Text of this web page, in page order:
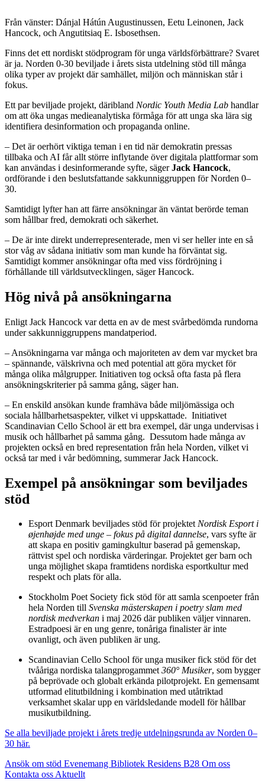
Från vänster: Dánjal Hátún Augustinussen, Eetu Leinonen, Jack
Hancock, och Angutitsiaq E. Isbosethsen.
Finns det ett nordiskt stödprogram för unga världsförbättrare? Svaret
är ja. Norden 0-30 beviljade i årets sista utdelning stöd till många
olika typer av projekt där samhället, miljön och människan står i
fokus.
Ett par beviljade projekt, däribland Nordic Youth Media Lab handlar
om att öka ungas medieanalytiska förmåga för att unga ska lära sig
identifiera desinformation och propaganda online.
– Det är oerhört viktiga teman i en tid när demokratin pressas
tillbaka och AI får allt större inflytande över digitala plattformar som
kan användas i desinformerande syfte, sägerJack Hancock,
ordförande i den beslutsfattande sakkunniggruppen för Norden 0–
30.
Samtidigt lyfter han att färre ansökningar än väntat berörde teman
som hållbar fred, demokrati och säkerhet.
– De är inte direkt underrepresenterade, men vi ser heller inte en så
stor våg av sådana initiativ som man kunde ha förväntat sig.
Samtidigt kommer ansökningar ofta med viss fördröjning i
förhållande till världsutvecklingen, säger Hancock.
Hög nivå på ansökningarna
Enligt Jack Hancock var detta en av de mest svårbedömda rundorna
under sakkunniggruppens mandatperiod.
– Ansökningarna var många och majoriteten av dem var mycket bra
– spännande, välskrivna och med potential att göra mycket för
många olika målgrupper. Initiativen tog också ofta fasta på flera
ansökningskriterier på samma gång, säger han.
– En enskild ansökan kunde framhäva både miljömässiga och
sociala hållbarhetsaspekter, vilket vi uppskattade. Initiativet
Scandinavian Cello School är ett bra exempel, där unga undervisas i
musik och hållbarhet på samma gång. Dessutom hade många av
projekten också en bred representation från hela Norden, vilket vi
också tar med i vår bedömning, summerar Jack Hancock.
Exempel på ansökningar som beviljades
stöd
Esport Denmark beviljades stöd för projektetNordisk Esport i
øjenhøjde med unge – fokus på digital dannelse, vars syfte är
att skapa en positiv gamingkultur baserad på gemenskap,
rättvist spel och nordiska värderingar. Projektet ger barn och
unga möjlighet skapa framtidens nordiska esportkultur med
respekt och plats för alla.
Stockholm Poet Society fick stöd för att samla scenpoeter från
hela Norden till Svenska mästerskapen i poetry slam med
nordisk medverkan i maj 2026 där publiken väljer vinnaren.
Estradpoesi är en ung genre, tonåriga finalister är inte
ovanligt, och även publiken är ung.
Scandinavian Cello School för unga musiker fick stöd för det
tvååriga nordiska talangprogammet360° Musiker, som bygger
på beprövade och globalt erkända pilotprojekt. En gemensamt
utformad elitutbildning i kombination med utåtriktad
verksamhet skalar upp en världsledande modell för hållbar
musikutbildning.
Se alla beviljade projekt i årets tredje utdelningsrunda av Norden 0–
30 här.
Ansök om stöd Evenemang Bibliotek Residens B28 Om oss
Kontakta ossAktuellt